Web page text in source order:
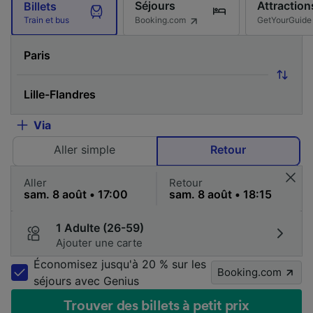
Billets
Train et bus
Séjours
Booking.com GetYourGuide
Via
Aller simple
Retour
Aller Retour
1 Adulte (26-59)
Ajouter une carte
Économisez jusqu'à 20 % sur les
séjours avec Genius
Booking.com
Trouver des billets à petit prix